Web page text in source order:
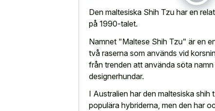
Den maltesiska Shih Tzu har en
på 1990-talet.
Namnet "Maltese Shih Tzu" är en
två raserna som används vid
från trenden att använda söta
designerhundar.
I Australien har den maltesiska shih
populära hybriderna, men den har